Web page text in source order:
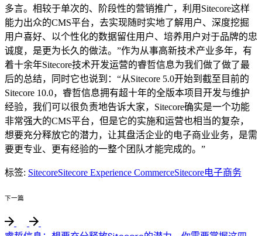
多言。相较于单次的、阶段性的营销推广，利用Sitecore这样
能力出众的CMS平台，去实现随时实地了解用户、深度挖掘
用户喜好、以个性化的数据留住用户、培养用户对于品牌的忠
诚度，是更为长久的做法。”作为从事高新技术产业多年，有
着十余年Sitecore技术开发运营的睿哲信息为我们做了做了最
后的总结，同时它也说到：“从Sitecore 5.0开始到截至目前的
Sitecore 10.0，睿哲信息拥有超十年的全版本项目开发与维护
经验，我们可以很负责地告诉大家，Sitecore确实是一个功能
非常强大的CMS平台，但是它的实施和运营也相当的复杂，
想要充分释放它的潜力，让其盘活企业的电子商业业务，是需
要更专业、更有经验的一整个团队才能完成的。”
标签: SitecoreSitecore Experience CommerceSitecore电子商务
下一篇